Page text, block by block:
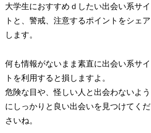
大学生におすすめｄしたい出会い系サイ
トと、警戒、注意するポイントをシェア
します。
何も情報がないまま素直に出会い系サイ
トを利用すると損しますよ。
危険な目や、怪しい人と出会わないよう
にしっかりと良い出会いを見つけてくだ
さいね。